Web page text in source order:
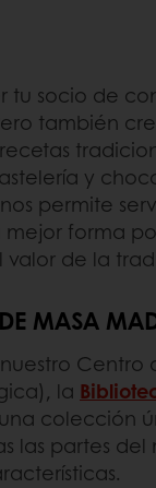
tu socio de
también
y
permite
forma
de la
MASA
Centro
la
colección
las partes